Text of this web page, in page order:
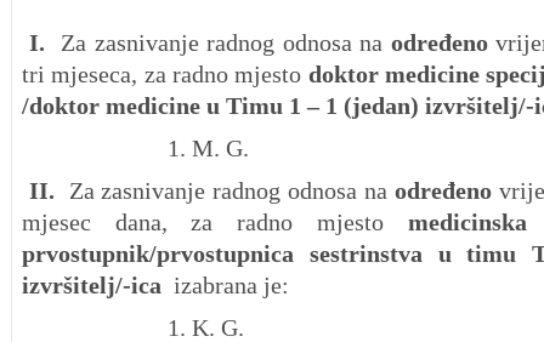
I. Za zasnivanje radnog odnosa na određeno
tri mjeseca, za radno mjesto doktor medicine
/doktor medicine u Timu 1 – 1 (jedan) izvršitelj/-
1. M. G.
II. Za zasnivanje radnog odnosa na određeno
mjesec dana, za radno mjesto
prvostupnik/prvostupnica sestrinstva u
izvršitelj/-ica izabrana je:
1. K. G.